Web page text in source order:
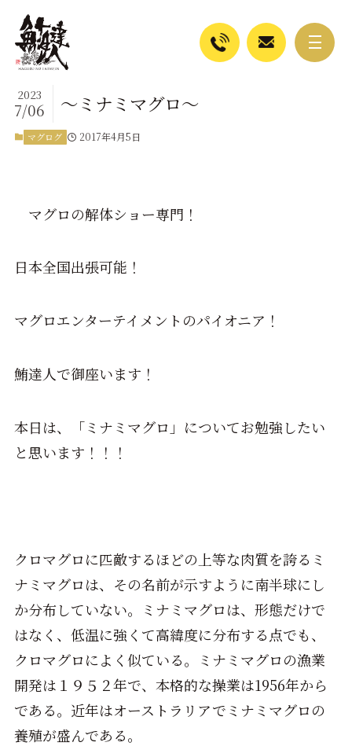
～ミナミマグロ～
2023
7/06
マグログ 2017年4月5日
マグロの解体ショー専門！
日本全国出張可能！
マグロエンターテイメントのパイオニア！
鮪達人で御座います！
本日は、「ミナミマグロ」についてお勉強したい
と思います！！！
クロマグロに匹敵するほどの上等な肉質を誇るミ
ナミマグロは、その名前が示すように南半球にし
か分布していない。ミナミマグロは、形態だけで
はなく、低温に強くて高緯度に分布する点でも、
クロマグロによく似ている。ミナミマグロの漁業
開発は１９５２年で、本格的な操業は1956年から
である。近年はオーストラリアでミナミマグロの
養殖が盛んである。